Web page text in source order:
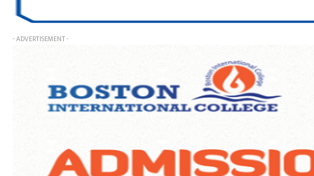
- ADVERTISEMENT -